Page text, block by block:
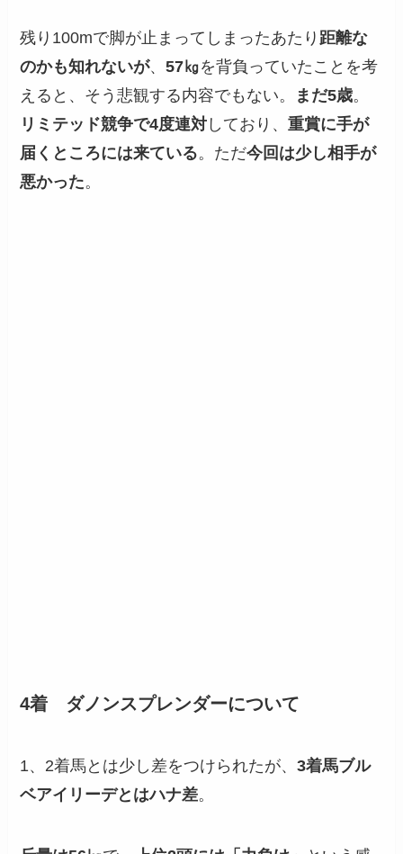
残り100mで脚が止まってしまったあたり 距離な
のかも知れないが、57㎏を背負っていたことを考
えると、そう悲観する内容でもない。
まだ5歳。
リミテッド競争で4度連対 しており、重賞に手が
届くところには来ている。ただ今回は少し相手が
悪かった。
4着 ダノンスプレンダーについて
1、2着馬とは少し差をつけられたが、3着馬ブル
ベアイリーデとはハナ差。